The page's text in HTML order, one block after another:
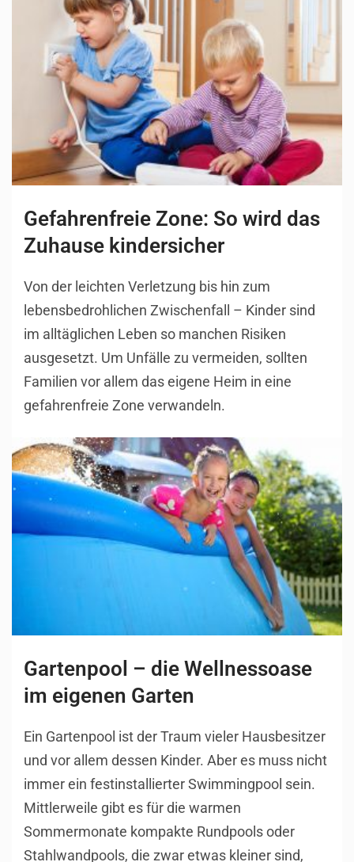
Gefahrenfreie Zone: So wird das
Zuhause kindersicher
Von der leichten Verletzung bis hin zum
lebensbedrohlichen Zwischenfall – Kinder sind
im alltäglichen Leben so manchen Risiken
ausgesetzt. Um Unfälle zu vermeiden, sollten
Familien vor allem das eigene Heim in eine
gefahrenfreie Zone verwandeln.
Gartenpool – die Wellnessoase
im eigenen Garten
Ein Gartenpool ist der Traum vieler Hausbesitzer
und vor allem dessen Kinder. Aber es muss nicht
immer ein festinstallierter Swimmingpool sein.
Mittlerweile gibt es für die warmen
Sommermonate kompakte Rundpools oder
Stahlwandpools, die zwar etwas kleiner sind,